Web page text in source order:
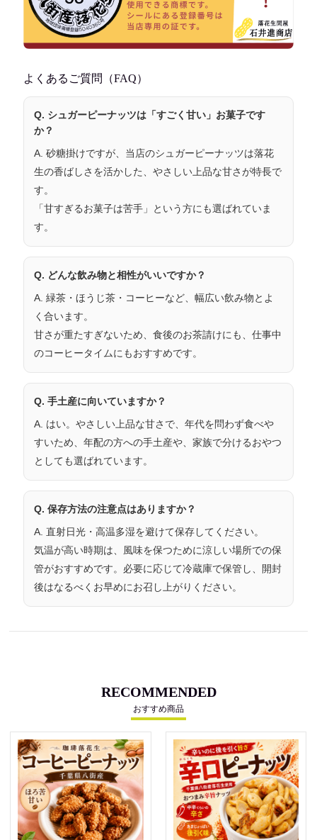
よくあるご質問（FAQ）
Q. シュガーピーナッツは「すごく甘い」お菓子です
か？
A. 砂糖掛けですが、当店のシュガーピーナッツは落花
生の香ばしさを活かした、やさしい上品な甘さが特長で
す。
「甘すぎるお菓子は苦手」という方にも選ばれていま
す。
Q. どんな飲み物と相性がいいですか？
A.緑茶・ほうじ茶・コーヒーなど、幅広い飲み物とよ
く合います。
甘さが重たすぎないため、食後のお茶請けにも、仕事中
のコーヒータイムにもおすすめです。
Q. 手土産に向いていますか？
A. はい。やさしい上品な甘さで、年代を問わず食べや
すいため、年配の方への手土産や、家族で分けるおやつ
としても選ばれています。
Q. 保存方法の注意点はありますか？
A. 直射日光・高温多湿を避けて保存してください。
気温が高い時期は、風味を保つために涼しい場所での保
管がおすすめです。必要に応じて冷蔵庫で保管し、開封
後はなるべくお早めにお召し上がりください。
RECOMMENDED
おすすめ商品